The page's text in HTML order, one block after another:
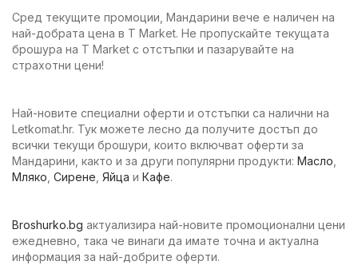
Сред текущите промоции, Мандарини вече е наличен на
най-добрата цена в T Market. Не пропускайте текущата
брошура на T Market с отстъпки и пазарувайте на
страхотни цени!
Най-новите специални оферти и отстъпки са налични на
Letkomat.hr. Тук можете лесно да получите достъп до
всички текущи брошури, които включват оферти за
Мандарини, както и за други популярни продукти: Масло
Мляко Сирене Яйца и Кафе.
Broshurko.bg актуализира най-новите промоционални цени
ежедневно, така че винаги да имате точна и актуална
информация за най-добрите оферти.